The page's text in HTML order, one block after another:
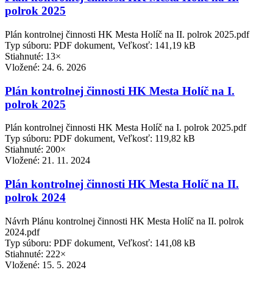
polrok 2025
Plán kontrolnej činnosti HK Mesta Holíč na II. polrok 2025.pdf
Typ súboru: PDF dokument, Veľkosť: 141,19 kB
Stiahnuté: 13×
Vložené: 24. 6. 2026
Plán kontrolnej činnosti HK Mesta Holíč na I.
polrok 2025
Plán kontrolnej činnosti HK Mesta Holíč na I. polrok 2025.pdf
Typ súboru: PDF dokument, Veľkosť: 119,82 kB
Stiahnuté: 200×
Vložené: 21. 11. 2024
Plán kontrolnej činnosti HK Mesta Holíč na II.
polrok 2024
Návrh Plánu kontrolnej činnosti HK Mesta Holíč na II. polrok
2024.pdf
Typ súboru: PDF dokument, Veľkosť: 141,08 kB
Stiahnuté: 222×
Vložené: 15. 5. 2024